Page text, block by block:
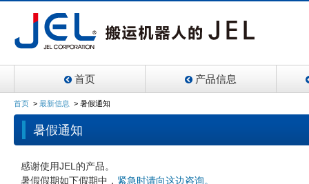
首页 产品信息
首页 > 最新信息 > 暑假通知
暑假通知
感谢使用JEL的产品。
暑假假期如下假期中， 紧急时请向这边咨询。